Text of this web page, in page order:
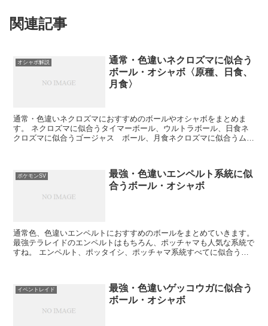
関連記事
オシャボ解説
通常・色違いネクロズマに似合う
ボール・オシャボ〈原種、日食、
月食〉
通常・色違いネクロズマにおすすめのボールやオシャボをまとめま
す。 ネクロズマに似合うタイマーボール、ウルトラボール、日食ネ
クロズマに似合うゴージャス ボール、月食ネクロズマに似合うムー
ポケモンSV
最強・色違いエンペルト系統に似
合うボール・オシャボ
通常色、色違いエンペルトにおすすめのボールをまとめていきます。
最強テラレイドのエンペルトはもちろん、ポッチャマも人気な系統で
すね。 エンペルト、ポッタイシ、ポッチャマ系統すべてに似合うボ
イベントレイド
最強・色違いゲッコウガに似合う
ボール・オシャボ